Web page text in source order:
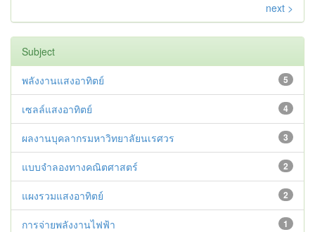
next >
Subject
5
พลังงานแสงอาทิตย์
4
เซลล์แสงอาทิตย์
3
ผลงานบุคลากรมหาวิทยาลัยนเรศวร
2
แบบจำลองทางคณิตศาสตร์
2
แผงรวมแสงอาทิตย์
1
การจ่ายพลังงานไฟฟ้า